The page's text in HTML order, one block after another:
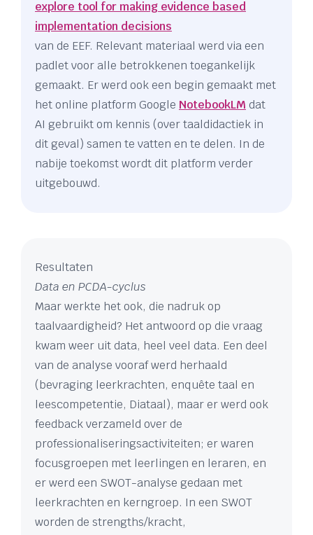
explore tool for making evidence based
implementation decisions
van de EEF. Relevant materiaal werd via een
padlet voor alle betrokkenen toegankelijk
gemaakt. Er werd ook een begin gemaakt met
het online platform Google NotebookLM dat
AI gebruikt om kennis (over taaldidactiek in
dit geval) samen te vatten en te delen. In de
nabije toekomst wordt dit platform verder
uitgebouwd.
Resultaten
Data en PCDA-cyclus
Maar werkte het ook, die nadruk op
taalvaardigheid? Het antwoord op die vraag
kwam weer uit data, heel veel data. Een deel
van de analyse vooraf werd herhaald
(bevraging leerkrachten, enquête taal en
leescompetentie, Diataal), maar er werd ook
feedback verzameld over de
professionaliseringsactiviteiten; er waren
focusgroepen met leerlingen en leraren, en
er werd een SWOT-analyse gedaan met
leerkrachten en kerngroep. In een SWOT
worden de strengths/kracht,